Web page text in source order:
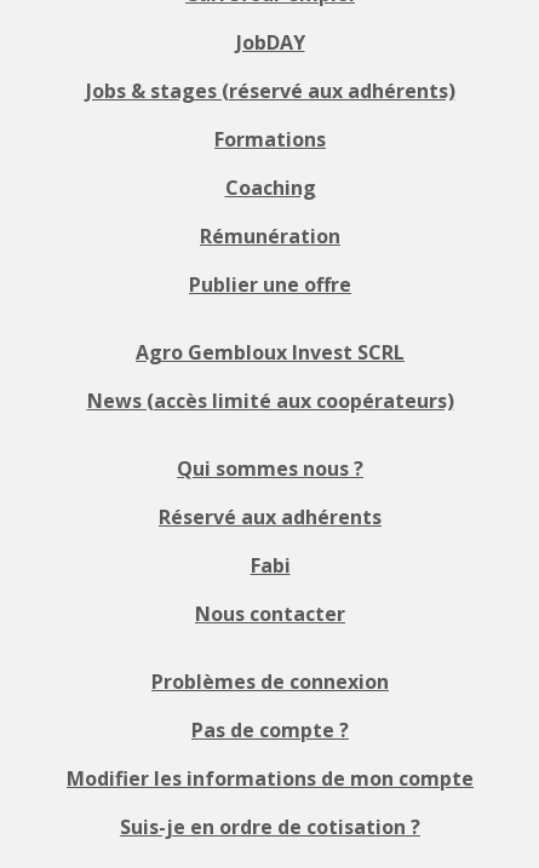
JobDAY
Jobs & stages (réservé aux adhérents)
Formations
Coaching
Rémunération
Publier une offre
Agro Gembloux Invest SCRL
News (accès limité aux coopérateurs)
Qui sommes nous ?
Réservé aux adhérents
Fabi
Nous contacter
Problèmes de connexion
Pas de compte ?
Modifier les informations de mon compte
Suis-je en ordre de cotisation ?